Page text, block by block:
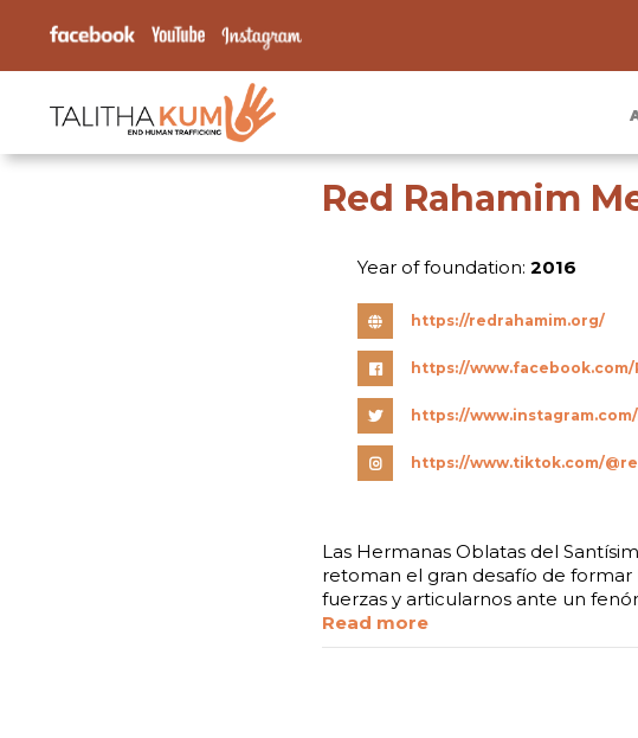
Red Rahamim
Year of foundation: 2016
https://redrahamim.org/
https://www.facebook.com/
https://www.tiktok.com/
Las Hermanas Oblatas del
retoman el gran desafío de formar
fuerzas y articularnos ante un
Read more